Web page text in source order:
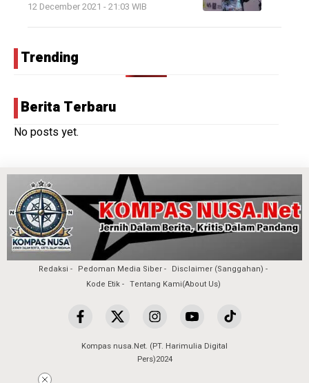
12 December 2021 - 21:03 WIB
Trending
Berita Terbaru
No posts yet.
Redaksi Pedoman Media Siber
Disclaimer (Sanggahan)
Kode Etik
Tentang Kami(About Us)
Kompas nusa.Net. (PT. Harimulia Digital
Pers)2024